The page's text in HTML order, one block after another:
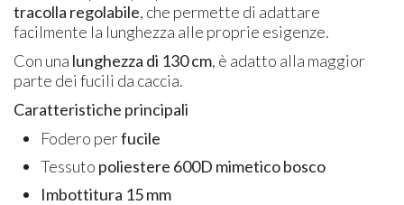
tracolla regolabile, che permette di adattare
facilmente la lunghezza alle proprie esigenze.
Con una lunghezza di 130 cm, è adatto alla maggior
parte dei fucili da caccia.
Caratteristiche principali
Fodero perfucile
Tessuto poliestere 600D mimetico bosco
Imbottitura 15 mm